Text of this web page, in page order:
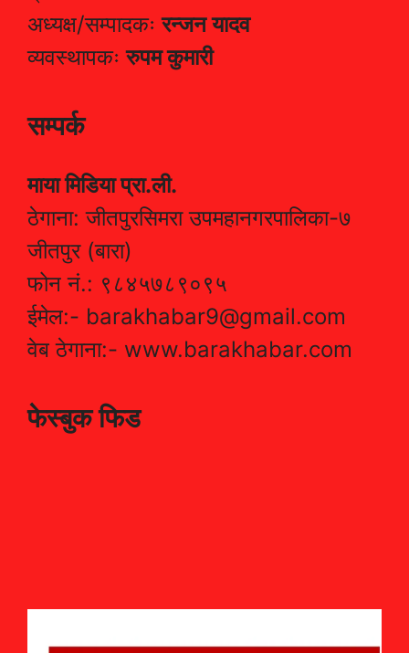
अध्यक्ष/सम्पादकःरन्जन यादव
व्यवस्थापकःरुपम कुमारी
सम्पर्क
माया मिडिया प्रा.ली.
ठेगाना: जीतपुरसिमरा उपमहानगरपालिका-७
जीतपुर (बारा)
फोन नं.: ९८४५७८९०९५
ईमेल:- barakhabar9@gmail.com
वेब ठेगाना:- www.barakhabar.com
फेस्बुक फिड